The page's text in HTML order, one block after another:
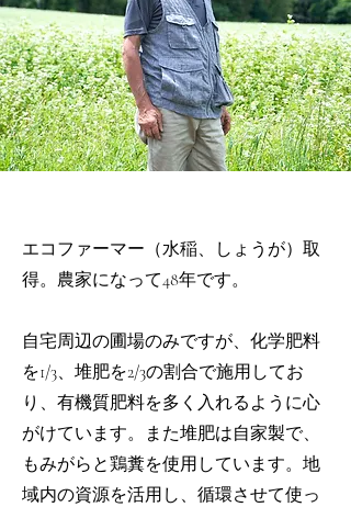
エコファーマー（水稲、しょうが）取
得。農家になって48年です。
自宅周辺の圃場のみですが、化学肥料
を1/3、堆肥を2/3の割合で施用してお
り、有機質肥料を多く入れるように心
がけています。また堆肥は自家製で、
もみがらと鶏糞を使用しています。地
域内の資源を活用し、循環させて使っ